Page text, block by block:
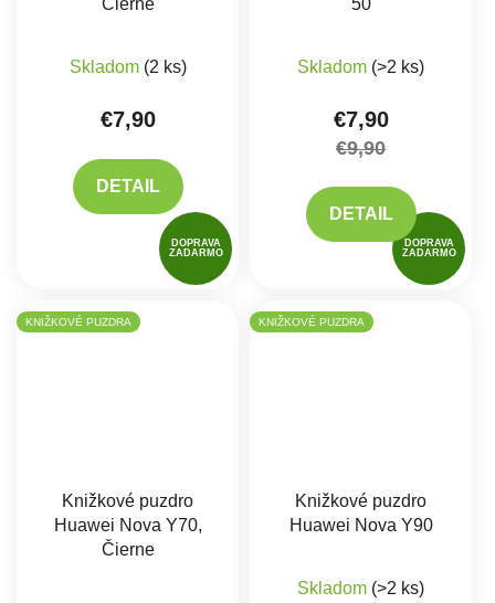
DOPRAVA
ZADARMO
Skladom (2 ks)
€7,90
DETAIL
DOPRAVA
ZADARMO
Skladom (>2 ks)
€7,90
€9,90
DETAIL
KNIŽKOVÉ PUZDRA
Knižkové puzdro
Huawei Nova Y70,
Čierne
KNIŽKOVÉ PUZDRA
Knižkové puzdro
Huawei Nova Y90
Skladom (>2 ks)